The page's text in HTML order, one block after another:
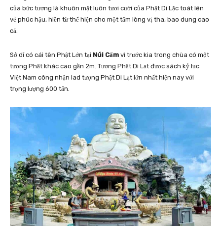
của bức tượng là khuôn mặt luôn tươi cười của Phật Di Lặc toát lên
vẻ phúc hậu, hiền từ thể hiện cho một tấm lòng vị tha, bao dung cao
cả.
Sở dĩ có cái tên Phật Lớn tại Núi Cấm vì trước kia trong chùa có một
tượng Phật khác cao gần 2m. Tượng Phật Di Lạt được sách kỷ lục
Việt Nam công nhận lad tượng Phật Di Lạt lớn nhất hiện nay với
trọng lượng 600 tấn.